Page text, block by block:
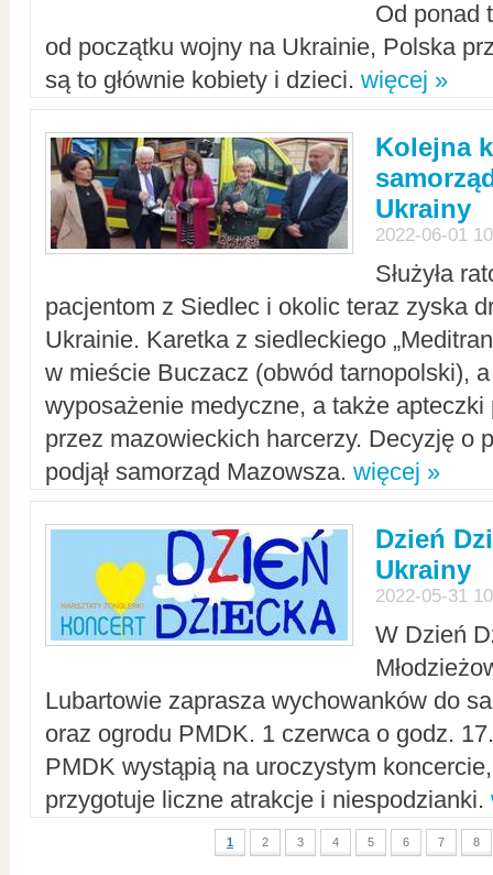
Od ponad
od początku wojny na Ukrainie, Polska
są to głównie kobiety i dzieci. więcej »
Kolejna
Ukrainy
2022-06-01
Służyła
pacjentom z Siedlec i okolic teraz zyska
Ukrainie. Karetka z siedleckiego
w mieście Buczacz (obwód tarnopolski),
wyposażenie medyczne, a także apteczki
przez mazowieckich harcerzy. Decyzję o
podjął samorząd Mazowsza. więcej »
Dzień
Ukrainy
2022-05-31
W Dzień
Lubartowie zaprasza wychowanków do
oraz ogrodu PMDK. 1 czerwca o godz.
PMDK wystąpią na uroczystym
przygotuje liczne atrakcje i niespodzianki.
1 2 3 4 5 6 7 8